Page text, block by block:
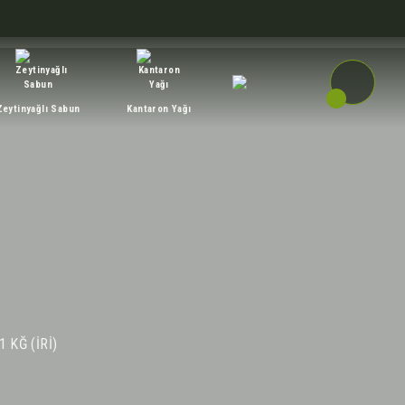
Sabun Kantaron Yağı
KĞ (İRİ)